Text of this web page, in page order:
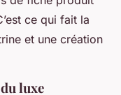
ce qui fait la
et une création
luxe